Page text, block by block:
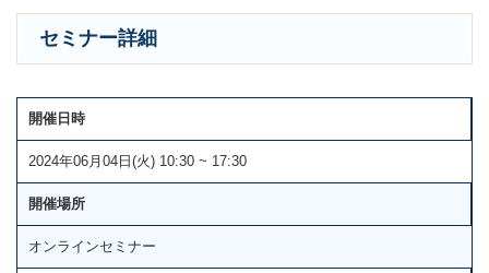
セミナー詳細
開催日時
2024年06月04日(火) 10:30 ~ 17:30
開催場所
オンラインセミナー